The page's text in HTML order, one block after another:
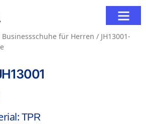
für Herren / JH13001-
TPR